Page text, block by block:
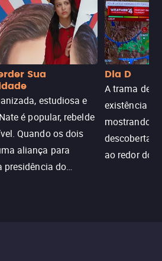
Sua
estudiosa e
é popular, rebelde
Quando os dois
aliança para
presidência do
Dia D
A trama de
existência
mostrando
descoberta
ao redor do